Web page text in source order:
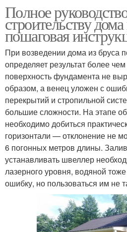
Полное
строительству
пошаговая
При возведении дома из бруса
определяет результат более
поверхность фундамента не
образом, а венец уложен с
перекрытий и стропильной
большие сложности. На этапе
необходимо добиться
горизонтали — отклонение не
6 погонных метров длины.
устанавливать швеллер
лазерного уровня, водяной
ошибку, но пользоваться им не